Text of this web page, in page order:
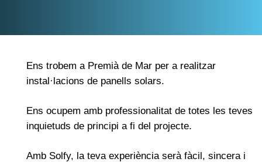
Ens trobem a Premià de Mar per a realitzar
instal·lacions de panells solars.
Ens ocupem amb professionalitat de totes les teves
inquietuds de principi a fi del projecte.
Amb Solfy, la teva experiència serà fàcil, sincera i